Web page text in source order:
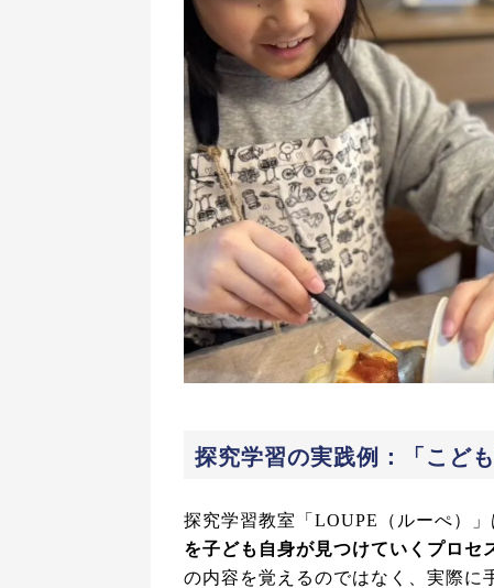
探究学習の実践例：「こど
探究学習教室「LOUPE（ルーぺ）
を子ども自身が見つけていくプロセ
の内容を覚えるのではなく、実際に